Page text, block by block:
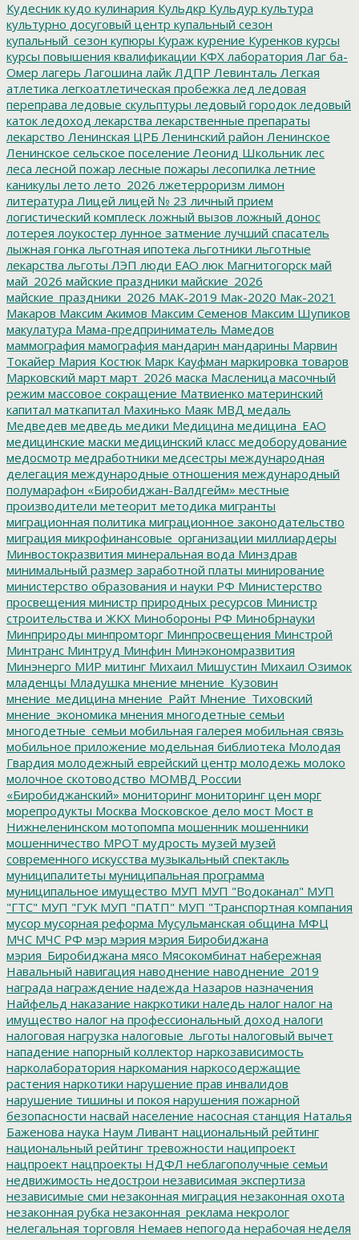
Кудесник кудо кулинария Кульдкр Кульдур культура
культурно досуговый центр купальный сезон
купальный_сезон купюры Кураж курение Куренков курсы
курсы повышения квалификации КФХ лаборатория Лаг ба-
Омер лагерь Лагошина лайк ЛДПР Левинталь Легкая
атлетика легкоатлетическая пробежка лед ледовая
переправа ледовые скульптуры ледовый городок ледовый
каток ледоход лекарства лекарственные препараты
лекарство Ленинская ЦРБ Ленинский район Ленинское
Ленинское сельское поселение Леонид Школьник лес
леса лесной пожар лесные пожары лесопилка летние
каникулы лето лето_2026 лжетерроризм лимон
литература Лицей лицей № 23 личный прием
логистический комплеск ложный вызов ложный донос
лотерея лоукостер лунное затмение лучший спасатель
лыжная гонка льготная ипотека льготники льготные
лекарства льготы ЛЭП люди ЕАО люк Магнитогорск май
май_2026 майские праздники майские_2026
майские_праздники_2026 МАК-2019 Мак-2020 Мак-2021
Макаров Максим Акимов Максим Семенов Максим Шупиков
макулатура Мама-предприниматель Мамедов
маммография мамография мандарин мандарины Марвин
Токайер Мария Костюк Марк Кауфман маркировка товаров
Марковский март март_2026 маска Масленица масочный
режим массовое сокращение Матвиенко материнский
капитал маткапитал Махинько Маяк МВД медаль
Медведев медведь медики Медицина медицина_ЕАО
медицинские маски медицинский класс медоборудование
медосмотр медработники медсестры международная
делегация международные отношения международный
полумарафон «Биробиджан-Валдгейм» местные
производители метеорит методика мигранты
миграционная политика миграционное законодательство
миграция микрофинансовые_организации миллиардеры
Минвостокразвития минеральная вода Минздрав
минимальный размер заработной платы минирование
министерство образования и науки РФ Министерство
просвещения министр природных ресурсов Министр
строительства и ЖКХ Минобороны РФ Минобрнауки
Минприроды минпромторг Минпросвещения Минстрой
Минтранс Минтруд Минфин Минэкономразвития
Минэнерго МИР митинг Михаил Мишустин Михаил Озимок
младенцы Младушка мнение мнение_Кузовин
мнение_медицина мнение_Райт Мнение_Тиховский
мнение_экономика мнения многодетные семьи
многодетные_семьи мобильная галерея мобильная связь
мобильное приложение модельная библиотека Молодая
Гвардия молодежный еврейский центр молодежь молоко
молочное скотоводство МОМВД России
«Биробиджанский» мониторинг мониторинг цен морг
морепродукты Москва Московское дело мост Мост в
Нижнеленинском мотопомпа мошенник мошенники
мошенничество МРОТ мудрость музей музей
современного искусства музыкальный спектакль
муниципалитеты муниципальная программа
муниципальное имущество МУП МУП "Водоканал" МУП
"ГТС" МУП "ГУК МУП "ПАТП" МУП "Транспортная компания
мусор мусорная реформа Мусульманская община МФЦ
МЧС МЧС РФ мэр мэрия мэрия Биробиджана
мэрия_Биробиджана мясо Мясокомбинат набережная
Навальный навигация наводнение наводнение_2019
награда награждение надежда Назаров назначения
Найфельд наказание накркотики наледь налог налог на
имущество налог на профессиональный доход налоги
налоговая нагрузка налоговые_льготы налоговый вычет
нападение напорный коллектор наркозависимость
нарколаборатория наркомания наркосодержащие
растения наркотики нарушение прав инвалидов
нарушение тишины и покоя нарушения пожарной
безопасности насвай население насосная станция Наталья
Баженова наука Наум Ливант национальный рейтинг
национальный рейтинг тревожности наципроект
нацпроект нацпроекты НДФЛ неблагополучные семьи
недвижимость недострои независимая экспертиза
независимые сми незаконная миграция незаконная охота
незаконная рубка незаконная_реклама некролог
нелегальная торговля Немаев непогода нерабочая неделя